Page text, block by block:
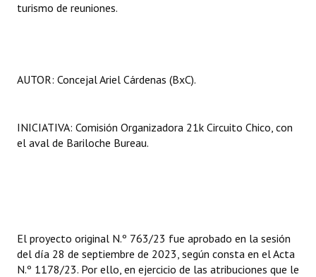
turismo de reuniones.
AUTOR: Concejal Ariel Cárdenas (BxC).
INICIATIVA: Comisión Organizadora 21k Circuito Chico, con
el aval de Bariloche Bureau.
El proyecto original N.º 763/23 fue aprobado en la sesión
del día 28 de septiembre de 2023, según consta en el Acta
N.º 1178/23. Por ello, en ejercicio de las atribuciones que le